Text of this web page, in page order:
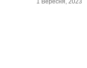
1 Вересня, 2023